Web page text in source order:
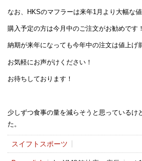
なお、HKSのマフラーは来年1月より大幅な
購入予定の方は今月中のご注文がお勧めです！
納期が来年になっても今年中の注文は値上げ
お気軽にお声がけください！
お待ちしております！
少しずつ食事の量を減らそうと思っているけ
た。
スイフトスポーツ